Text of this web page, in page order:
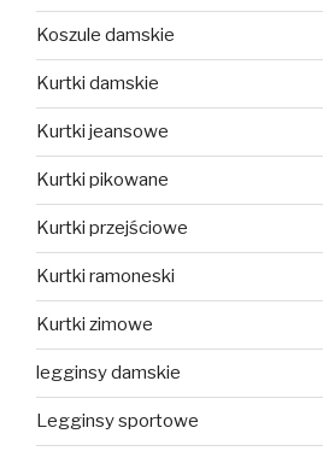
Koszule damskie
Kurtki damskie
Kurtki jeansowe
Kurtki pikowane
Kurtki przejściowe
Kurtki ramoneski
Kurtki zimowe
legginsy damskie
Legginsy sportowe